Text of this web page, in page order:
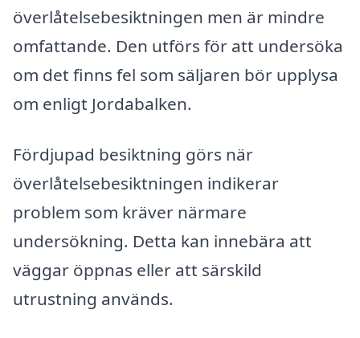
överlåtelsebesiktningen men är mindre
omfattande. Den utförs för att undersöka
om det finns fel som säljaren bör upplysa
om enligt Jordabalken.
Fördjupad besiktning görs när
överlåtelsebesiktningen indikerar
problem som kräver närmare
undersökning. Detta kan innebära att
väggar öppnas eller att särskild
utrustning används.